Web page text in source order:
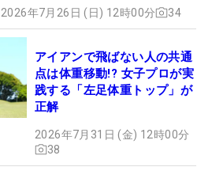
2026年7月26日 (日) 12時00分 34
アイアンで飛ばない人の共通
点は体重移動!? 女子プロが実
践する「左足体重トップ」が
正解
2026年7月31日 (金) 12時00分
38